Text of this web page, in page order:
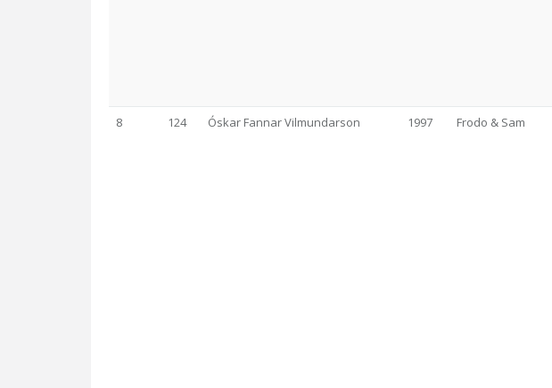
8 124 Óskar Fannar Vilmundarson 1997 Frodo & Sam